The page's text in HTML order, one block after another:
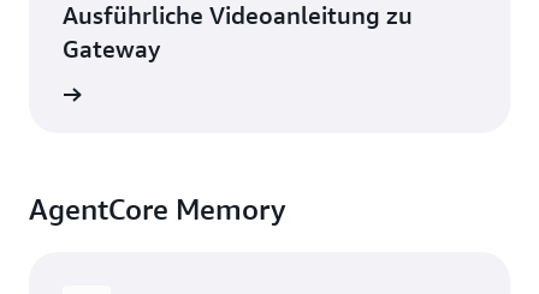
Ausführliche Videoanleitung zu
Gateway
AgentCore Memory